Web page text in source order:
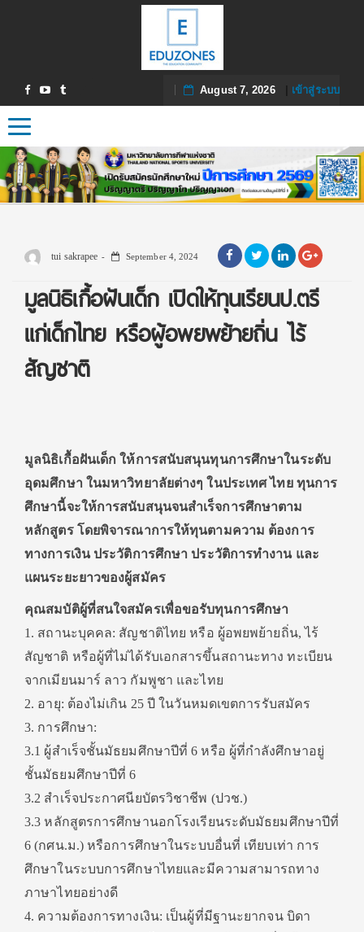
August 7, 2026| เข้าสู่ระบบ
Toggle navigation
tui sakrapee September 4, 2024
มูลนิธิเกื้อฝันเด็ก เปิดให้ทุนเรียนป.ตรี
แก่เด็กไทย หรือผู้อพยพย้ายถิ่น ไร้
สัญชาติ
มูลนิธิเกื้อฝันเด็ก ให้การสนับสนุนทุนการศึกษาในระดับ
อุดมศึกษา ในมหาวิทยาลัยต่างๆ ในประเทศ ไทย ทุนการ
ศึกษานี้จะให้การสนับสนุนจนสำเร็จการศึกษาตาม
หลักสูตร โดยพิจารณาการให้ทุนตามความ ต้องการ
ทางการเงิน ประวัติการศึกษา ประวัติการทำงาน และ
แผนระยะยาวของผู้สมัคร
คุณสมบัติผู้ที่สนใจสมัครเพื่อขอรับทุนการศึกษา
1. สถานะบุคคล: สัญชาติไทย หรือ ผู้อพยพย้ายถิ่น, ไร้
สัญชาติ หรือผู้ที่ไม่ได้รับเอกสารขึ้นสถานะทาง ทะเบียน
จากเมียนมาร์ ลาว กัมพูชา และไทย
2. อายุ: ต้องไม่เกิน 25 ปี ในวันหมดเขตการรับสมัคร
3. การศึกษา:
3.1 ผู้สำเร็จชั้นมัธยมศึกษาปีที่ 6 หรือ ผู้ที่กำลังศึกษาอยู่
ชั้นมัธยมศึกษาปีที่ 6
3.2 สำเร็จประกาศนียบัตรวิชาชีพ (ปวช.)
3.3 หลักสูตรการศึกษานอกโรงเรียนระดับมัธยมศึกษาปีที่
6 (กศน.ม.) หรือการศึกษาในระบบอื่นที่ เทียบเท่า การ
ศึกษาในระบบการศึกษาไทยและมีความสามารถทาง
ภาษาไทยอย่างดี
4. ความต้องการทางเงิน: เป็นผู้ที่มีฐานะยากจน บิดา